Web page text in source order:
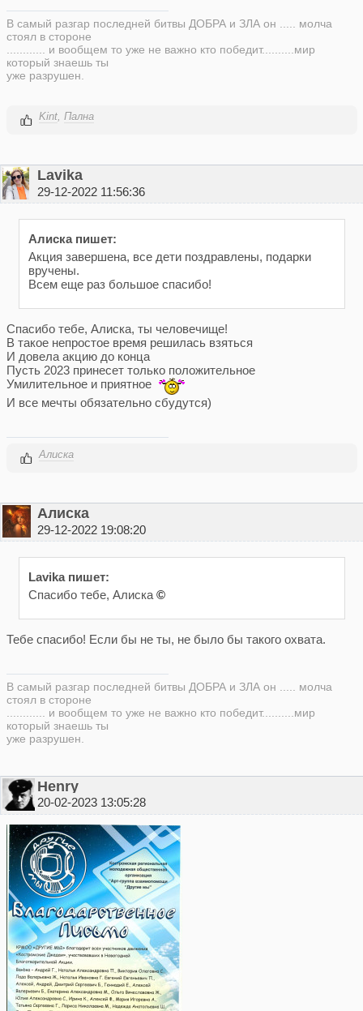
В самый разгар последней битвы ДОБРА и ЗЛА он ..... молча
стоял в стороне
............ и вообщем то уже не важно кто победит..........мир
который знаешь ты
уже разрушен.
Kint, Пална
Lavika
29-12-2022 11:56:36
Алиска пишет:
Акция завершена, все дети поздравлены, подарки
вручены.
Всем еще раз большое спасибо!
Спасибо тебе, Алиска, ты человечище!
В такое непростое время решилась взяться
И довела акцию до конца
Пусть 2023 принесет только положительное
Умилительное и приятное
И все мечты обязательно сбудутся)
Алиска
Алиска
29-12-2022 19:08:20
Lavika пишет:
Спасибо тебе, Алиска ©
Тебе спасибо! Если бы не ты, не было бы такого охвата.
В самый разгар последней битвы ДОБРА и ЗЛА он ..... молча
стоял в стороне
............ и вообщем то уже не важно кто победит..........мир
который знаешь ты
уже разрушен.
Henry
20-02-2023 13:05:28